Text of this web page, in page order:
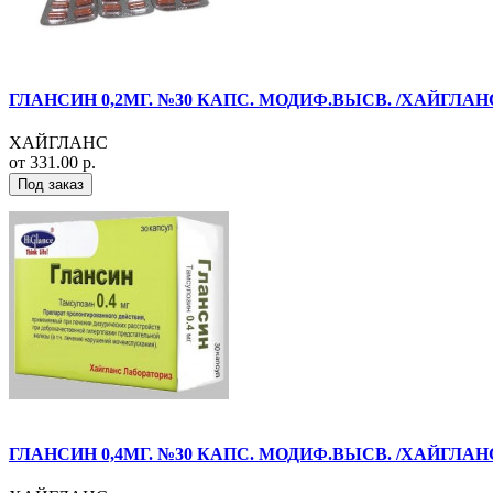
ГЛАНСИН 0,2МГ. №30 КАПС. МОДИФ.ВЫСВ. /
ХАЙГЛАНС
от 331.00 р.
Под заказ
ГЛАНСИН 0,4МГ. №30 КАПС. МОДИФ.ВЫСВ. /